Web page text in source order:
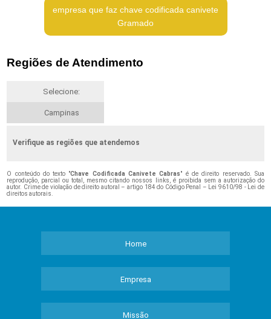
empresa que faz chave codificada canivete
Gramado
Regiões de Atendimento
Selecione:
Campinas
Verifique as regiões que atendemos
O conteúdo do texto "Chave Codificada Canivete Cabras" é de direito reservado. Sua
reprodução, parcial ou total, mesmo citando nossos links, é proibida sem a autorização do
autor. Crime de violação de direito autoral – artigo 184 do Código Penal –
Lei 9610/98 - Lei de
direitos autorais
Home
Empresa
Missão